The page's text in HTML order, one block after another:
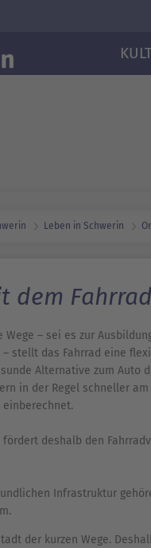
Leben in Schwerin
dem
Wege – sei es zur
stellt das Fahrrad eine
Alternative zum Auto
in der Regel schneller
fördert deshalb den
Infrastruktur
der kurzen Wege.